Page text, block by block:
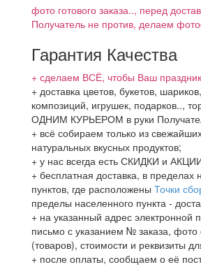
фото готового заказа.., перед
Получатель не против, делаем
Гарантия Качества
+ сделаем ВСЁ, чтобы Ваш
+ доставка цветов, букетов,
композиций, игрушек, подарков..,
ОДНИМ КУРЬЕРОМ в руки
+ всё собираем только из
натуральных вкусных продуктов;
+ у нас всегда есть СКИДКИ и
+ бесплатная доставка, в пределах
пунктов, где расположены Точки
пределы населенного пункта -
+ на указанный адрес электронной
письмо с указанием № заказа, фото
(товаров), стоимости и реквизиты
+ после оплаты, сообщаем о её